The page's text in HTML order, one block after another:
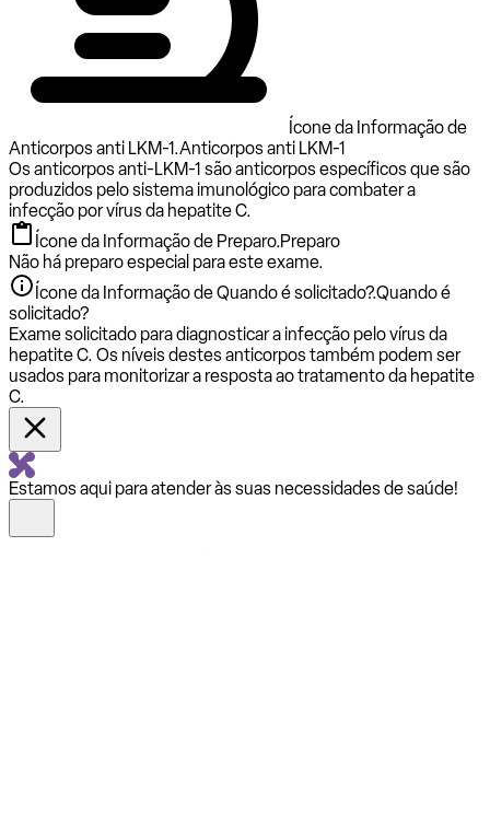
Ícone da Informação de
Anticorpos anti LKM-1.Anticorpos anti LKM-1
Os anticorpos anti-LKM-1 são anticorpos específicos que são
produzidos pelo sistema imunológico para combater a
infecção por vírus da hepatite C.
Ícone da Informação de Preparo.Preparo
Não há preparo especial para este exame.
Ícone da Informação de Quando é solicitado?.Quando é
solicitado?
Exame solicitado para diagnosticar a infecção pelo vírus da
hepatite C. Os níveis destes anticorpos também podem ser
usados para monitorizar a resposta ao tratamento da hepatite
C.
Estamos aqui para atender às suas necessidades de saúde!